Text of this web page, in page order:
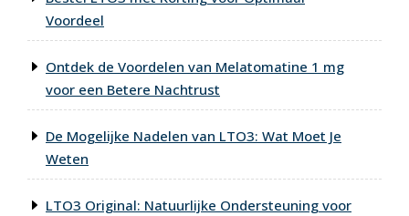
Voordeel
Ontdek de Voordelen van Melatomatine 1 mg
voor een Betere Nachtrust
De Mogelijke Nadelen van LTO3: Wat Moet Je
Weten
LTO3 Original: Natuurlijke Ondersteuning voor